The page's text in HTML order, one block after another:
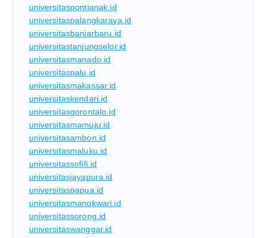
universitaspontianak.id
universitaspalangkaraya.id
universitasbanjarbaru.id
universitastanjungselor.id
universitasmanado.id
universitaspalu.id
universitasmakassar.id
universitaskendari.id
universitasgorontalo.id
universitasmamuju.id
universitasambon.id
universitasmaluku.id
universitassofifi.id
universitasjayapura.id
universitaspapua.id
universitasmanokwari.id
universitassorong.id
universitaswanggar.id